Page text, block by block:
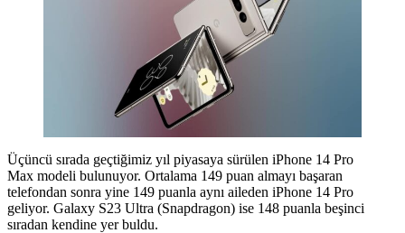
Üçüncü sırada geçtiğimiz yıl piyasaya sürülen iPhone 14 Pro
Max modeli bulunuyor. Ortalama 149 puan almayı başaran
telefondan sonra yine 149 puanla aynı aileden iPhone 14 Pro
geliyor. Galaxy S23 Ultra (Snapdragon) ise 148 puanla beşinci
sıradan kendine yer buldu.